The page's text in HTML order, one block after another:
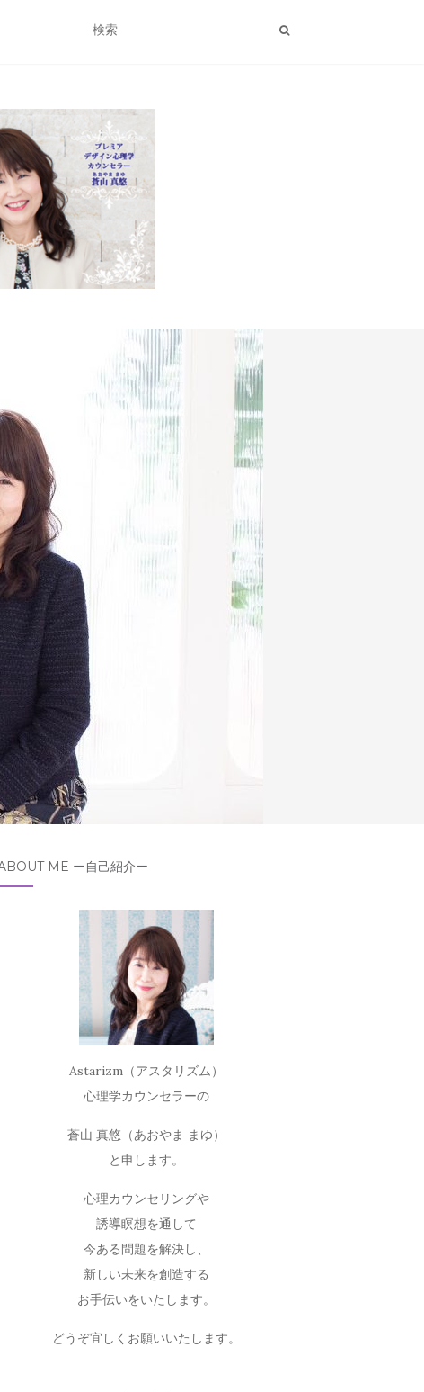
ME ー自己紹介ー
Astarizm（アスタリズム）
心理学カウンセラーの
蒼山 真悠（あおやま まゆ）
と申します。
心理カウンセリングや
誘導瞑想を通して
今ある問題を解決し、
新しい未来を創造する
お手伝いをいたします。
どうぞ宜しくお願いいたします。